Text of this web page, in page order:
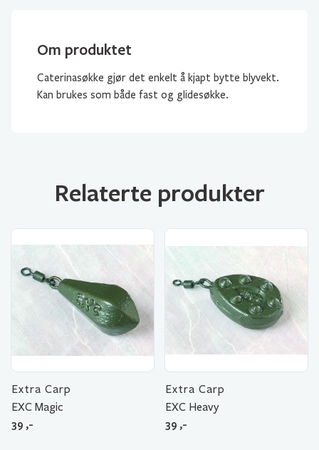
Om produktet
Caterinasøkke gjør det enkelt å kjapt bytte blyvekt.
Kan brukes som både fast og glidesøkke.
Relaterte produkter
Extra Carp
EXC Magic
39 ,-
Extra Carp
EXC Heavy
39 ,-